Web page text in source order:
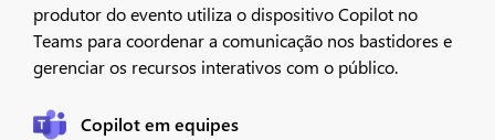
produtor do evento utiliza o dispositivo Copilot no
Teams para coordenar a comunicação nos bastidores e
gerenciar os recursos interativos com o público.
Copilot em equipes